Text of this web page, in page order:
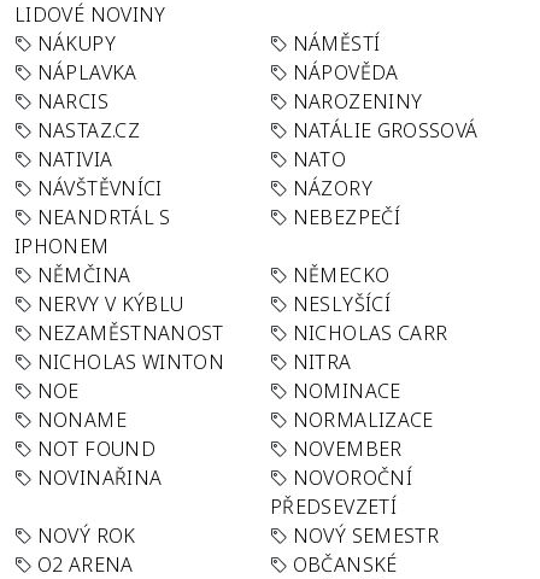
LIDOVÉ NOVINY
NÁKUPY
NÁMĚSTÍ
NÁPLAVKA
NÁPOVĚDA
NARCIS
NAROZENINY
NASTAZ.CZ
NATÁLIE GROSSOVÁ
NATIVIA
NATO
NÁVŠTĚVNÍCI
NÁZORY
NEANDRTÁL S
IPHONEM
NEBEZPEČÍ
NĚMČINA
NĚMECKO
NERVY V KÝBLU
NESLYŠÍCÍ
NEZAMĚSTNANOST
NICHOLAS CARR
NICHOLAS WINTON
NITRA
NOE
NOMINACE
NONAME
NORMALIZACE
NOT FOUND
NOVEMBER
NOVINAŘINA
NOVOROČNÍ
PŘEDSEVZETÍ
NOVÝ ROK
NOVÝ SEMESTR
O2 ARENA
OBČANSKÉ